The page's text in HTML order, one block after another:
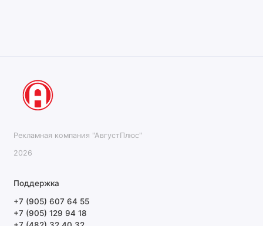
Рекламная компания "АвгустПлюс"
2026
Поддержка
+7 (905) 607 64 55
+7 (905) 129 94 18